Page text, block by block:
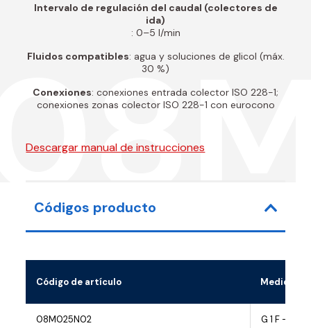
Intervalo de regulación del caudal (colectores de
ida)
: 0–5 l/min
Fluidos compatibles: agua y soluciones de glicol (máx.
30 %)
Conexiones: conexiones entrada colector ISO 228-1;
conexiones zonas colector ISO 228-1 con eurocono
Descargar manual de instrucciones
Códigos producto
Código de artículo Medida
08M025N02 G 1 F - G 3/